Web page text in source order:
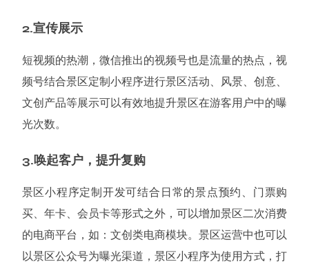
2.宣传展示
短视频的热潮，微信推出的视频号也是流量的热点，视
频号结合景区定制小程序进行景区活动、风景、创意、
文创产品等展示可以有效地提升景区在游客用户中的曝
光次数。
3.唤起客户，提升复购
景区小程序定制开发可结合日常的景点预约、门票购
买、年卡、会员卡等形式之外，可以增加景区二次消费
的电商平台，如：文创类电商模块。景区运营中也可以
以景区公众号为曝光渠道，景区小程序为使用方式，打